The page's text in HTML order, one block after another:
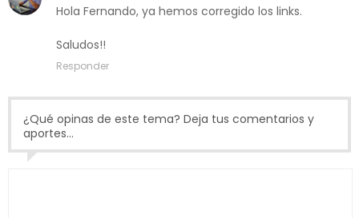
Hola Fernando, ya hemos corregido los links.
Saludos!!
Responder
¿Qué opinas de este tema? Deja tus comentarios y
aportes...